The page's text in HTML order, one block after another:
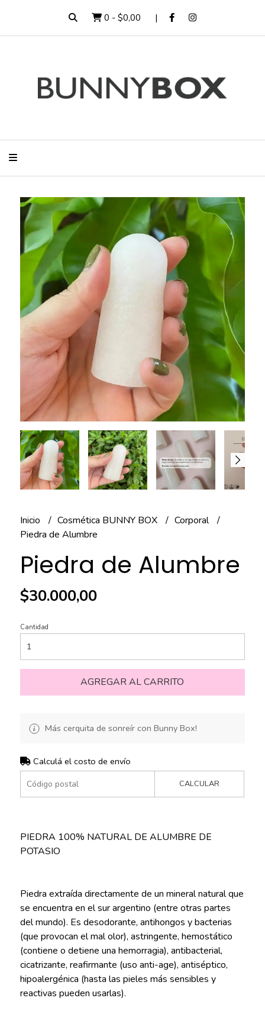
0 - $0,00
Inicio Cosmética BUNNY BOX
Corporal
Piedra de Alumbre
Piedra de Alumbre
$30.000,00
Cantidad
AGREGAR AL CARRITO
Más cerquita de sonreír con Bunny Box!
Calculá el costo de envío
CALCULAR
PIEDRA 100% NATURAL DE ALUMBRE DE
POTASIO
Piedra extraída directamente de un mineral natural que
se encuentra en el sur argentino (entre otras partes
del mundo). Es desodorante, antihongos y bacterias
(que provocan el mal olor), astringente, hemostático
(contiene o detiene una hemorragia), antibacterial,
cicatrizante, reafirmante (uso anti-age), antiséptico,
hipoalergénica (hasta las pieles más sensibles y
reactivas pueden usarlas).